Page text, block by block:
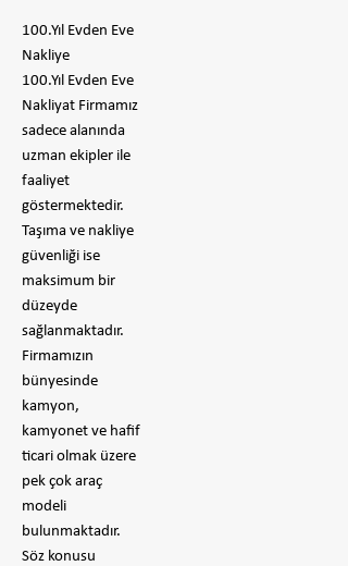
100.Yıl Evden Eve
Nakliye
100.Yıl Evden Eve
Nakliyat Firmamız
sadece alanında
uzman ekipler ile
faaliyet
göstermektedir.
Taşıma ve nakliye
güvenliği ise
maksimum bir
düzeyde
sağlanmaktadır.
Firmamızın
bünyesinde
kamyon,
kamyonet ve hafif
ticari olmak üzere
pek çok araç
modeli
bulunmaktadır.
Söz konusu